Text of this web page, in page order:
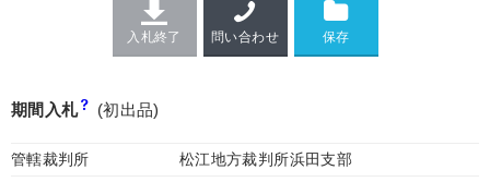
入札終了 問い合わせ
期間入札 (初出品)
管轄裁判所
松江地方裁判所浜田支部